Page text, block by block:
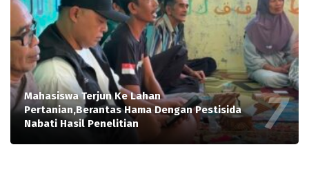
Mahasiswa Terjun Ke Lahan
Pertanian,Berantas Hama Dengan Pestisida
Nabati Hasil Penelitian